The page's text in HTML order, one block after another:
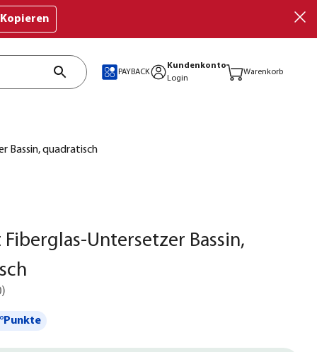
Kopieren
PAYBACK
Kundenkonto
Login
Warenkorb
Bassin, quadratisch
Fiberglas-Untersetzer Bassin,
)